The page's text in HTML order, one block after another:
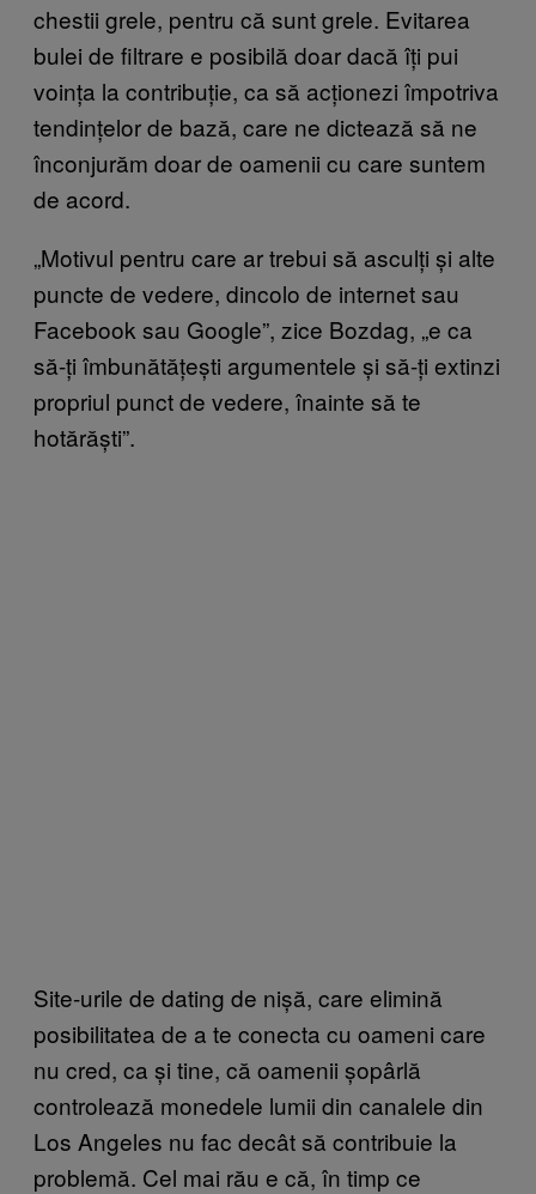
chestii grele, pentru că sunt grele. Evitarea
bulei de filtrare e posibilă doar dacă îți pui
voința la contribuție, ca să acționezi împotriva
tendințelor de bază, care ne dictează să ne
înconjurăm doar de oamenii cu care suntem
de acord.
„Motivul pentru care ar trebui să asculți și alte
puncte de vedere, dincolo de internet sau
Facebook sau Google”, zice Bozdag, „e ca
să-ți îmbunătățești argumentele și să-ți extinzi
propriul punct de vedere, înainte să te
hotărăști”.
Site-urile de dating de nișă, care elimină
posibilitatea de a te conecta cu oameni care
nu cred, ca și tine, că oamenii șopârlă
controlează monedele lumii din canalele din
Los Angeles nu fac decât să contribuie la
problemă. Cel mai rău e că, în timp ce